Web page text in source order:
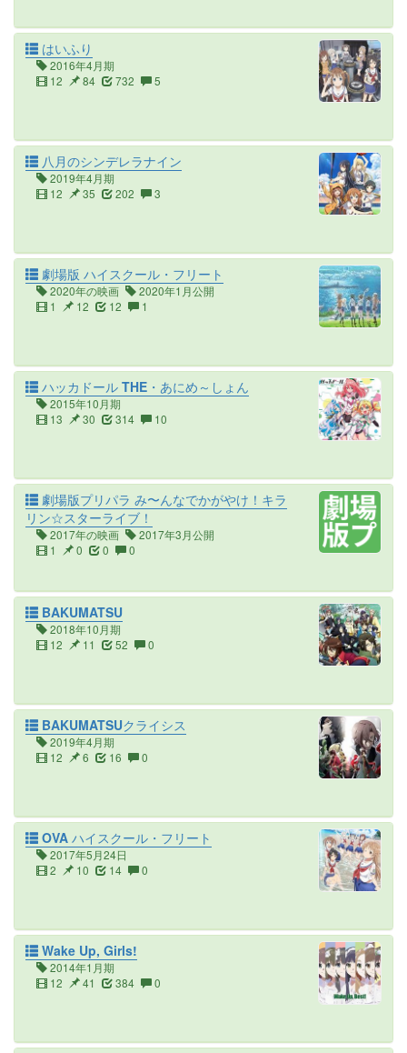
はいふり
2016年4月期
12
84 732 5
八月のシンデレラナイン
2019年4月期
12
35 202 3
劇場版 ハイスクール・フリート
2020年の映画
2020年1月公開
1
12 12 1
ハッカドール THE・あにめ～しょん
2015年10月期
13
30 314 10
劇場版プリパラ み〜んなでかがやけ！キラ
リン☆スターライブ！
2017年の映画
2017年3月公開
1
0 0 0
BAKUMATSU
2018年10月期
12
11 52 0
BAKUMATSUクライシス
2019年4月期
12
6 16 0
OVA ハイスクール・フリート
2017年5月24日
2
10 14 0
Wake Up, Girls!
2014年1月期
12
41 384 0